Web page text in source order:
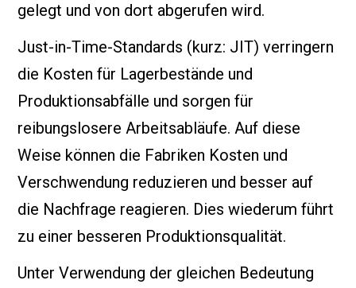
gelegt und von dort abgerufen wird.
Just-in-Time-Standards (kurz: JIT) verringern
die Kosten für Lagerbestände und
Produktionsabfälle und sorgen für
reibungslosere Arbeitsabläufe. Auf diese
Weise können die Fabriken Kosten und
Verschwendung reduzieren und besser auf
die Nachfrage reagieren. Dies wiederum führt
zu einer besseren Produktionsqualität.
Unter Verwendung der gleichen Bedeutung